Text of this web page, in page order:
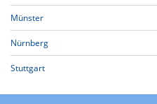
Münster
Nürnberg
Stuttgart